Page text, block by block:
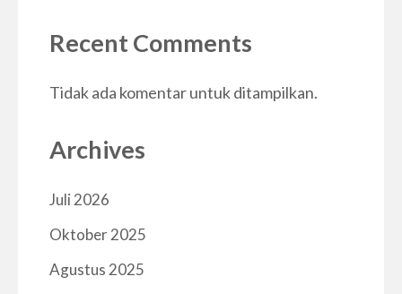
Recent Comments
Tidak ada komentar untuk ditampilkan.
Archives
Juli 2026
Oktober 2025
Agustus 2025